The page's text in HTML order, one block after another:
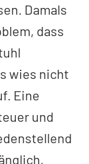
Damals
dass
wies nicht
Eine
und